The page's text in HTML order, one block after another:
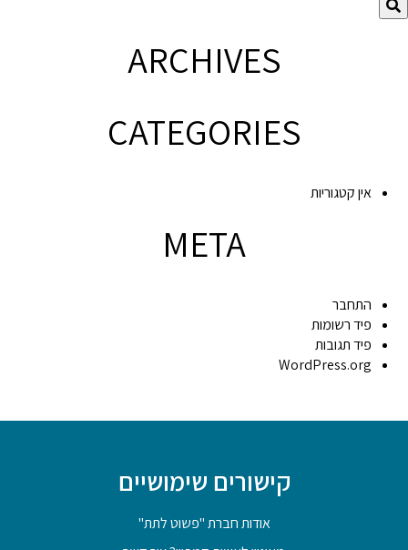
חיפוש
ARCHIVES
CATEGORIES
אין קטגוריות
META
התחבר
פיד רשומות
פיד תגובות
WordPress.org
קישורים שימושיים
אודות חברת "פשוט לתת"